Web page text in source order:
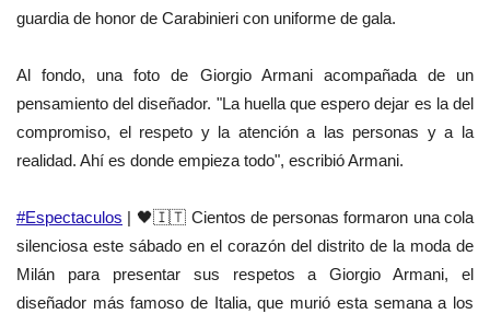
guardia de honor de Carabinieri con uniforme de gala.
Al fondo, una foto de Giorgio Armani acompañada de un
pensamiento del diseñador. "La huella que espero dejar es la del
compromiso, el respeto y la atención a las personas y a la
realidad. Ahí es donde empieza todo", escribió Armani.
#Espectaculos | 🖤🇮🇹 Cientos de personas formaron una cola
silenciosa este sábado en el corazón del distrito de la moda de
Milán para presentar sus respetos a Giorgio Armani, el
diseñador más famoso de Italia, que murió esta semana a los